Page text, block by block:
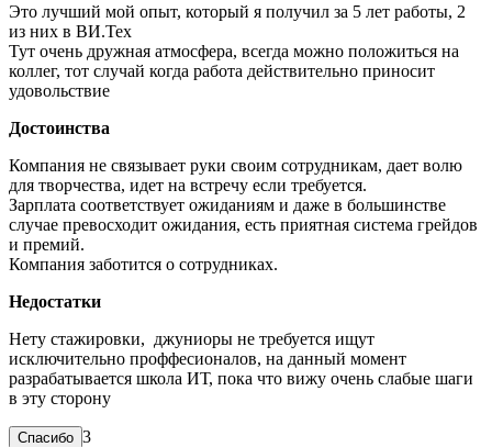
Это лучший мой опыт, который я получил за 5 лет работы, 2
из них в ВИ.Тех
Тут очень дружная атмосфера, всегда можно положиться на
коллег, тот случай когда работа действительно приносит
удовольствие
Достоинства
Компания не связывает руки своим сотрудникам, дает волю
для творчества, идет на встречу если требуется.
Зарплата соответствует ожиданиям и даже в большинстве
случае превосходит ожидания, есть приятная система грейдов
и премий.
Компания заботится о сотрудниках.
Недостатки
Нету стажировки, джуниоры не требуется ищут
исключительно проффесионалов, на данный момент
разрабатывается школа ИТ, пока что вижу очень слабые шаги
в эту сторону
3